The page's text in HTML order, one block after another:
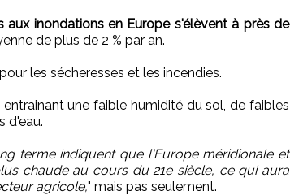
aux inondations en Europe s'élèvent à près de
de plus de 2 % par an.
les sécheresses et les incendies.
une faible humidité du sol, de faibles
d'eau.
terme indiquent que l'Europe méridionale et
chaude au cours du 21e siècle, ce qui aura
agricole," mais pas seulement.